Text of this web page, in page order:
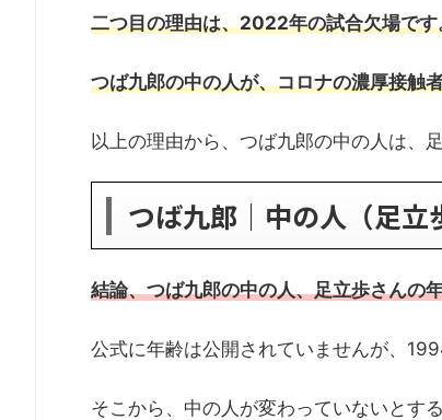
二つ目の理由は、2022年の試合欠場です
つば九郎の中の人が、コロナの濃厚接触
以上の理由から、つば九郎の中の人は、
つば九郎｜中の人（足立
結論、つば九郎の中の人、足立歩さんの
公式に年齢は公開されていませんが、
そこから、中の人が変わっていないとす